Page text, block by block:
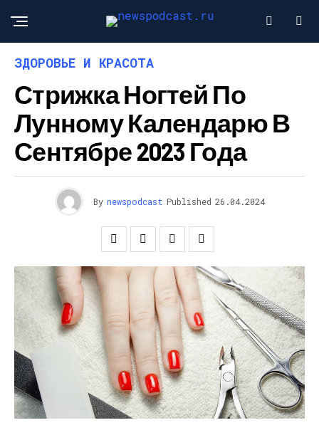
ЗДОРОВЬЕ И КРАСОТА
Стрижка Ногтей По
Лунному Календарю В
Сентябре 2023 Года
By newspodcast Published 26.04.2024